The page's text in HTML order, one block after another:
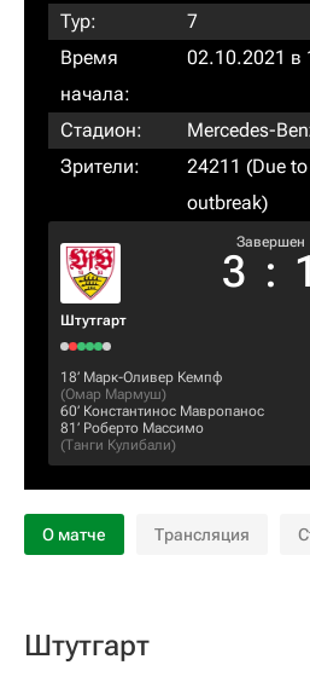
Тур:
7
Время
начала:
02.10.2021 в
Стадион:
Mercedes-
Зрители:
24211 (Due
outbreak)
Штутгарт
Завершен
3 : 1
18‎’‎ Марк-Оливер Кемпф
(Омар Мармуш)
60‎’‎ Константинос Мавропанос
81‎’‎ Роберто Массимо
(Танги Кулибали)
О матче Трансляция
Штутгарт